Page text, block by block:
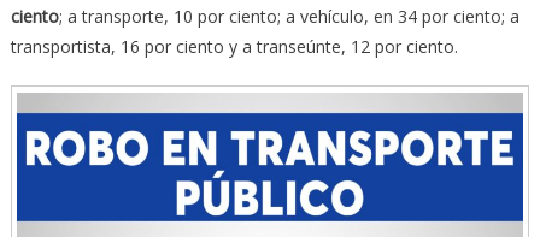
ciento; a transporte, 10 por ciento; a vehículo, en 34 por ciento; a
transportista, 16 por ciento y a transeúnte, 12 por ciento.